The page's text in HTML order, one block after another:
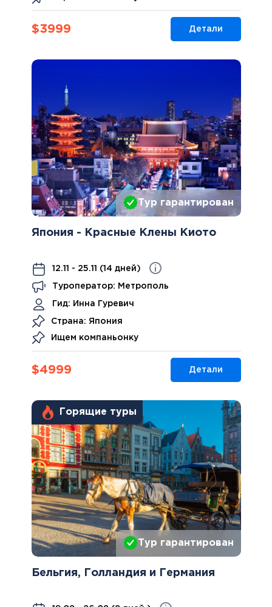
$3999 Детали
Тур гарантирован
Япония - Красные Клены Киото
12.11 - 25.11 (14 дней)
Туроператор: Метрополь
Гид: Инна Гуревич
Страна: Япония
Ищем компаньонку
$4999 Детали
Горящие туры
Тур гарантирован
Бельгия, Голландия и Германия